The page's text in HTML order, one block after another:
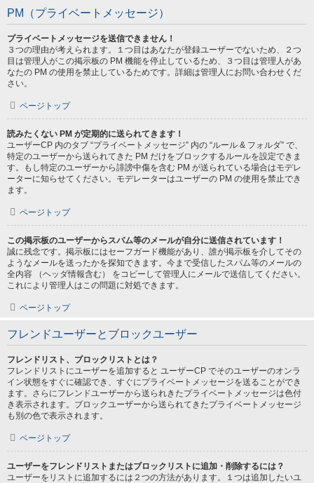
PM（プライベートメッセージ）
プライベートメッセージを送信できません！
３つの理由が考えられます。１つ目はあなたが登録ユーザーでないため、２つ
目は管理人がこの掲示板の PM 機能を停止しているため、３つ目は管理人があ
なたの PM の使用を禁止しているためです。詳細は管理人にお問い合わせくだ
さい。
ページトップ
読みたくない PM が定期的に送られてきます！
ユーザーCP 内のタブ “プライベートメッセージ” 内の “ルール & フォルダ” で、
特定のユーザーから送られてきた PM だけをブロックするルールを設定できま
す。もし特定のユーザーから誹謗中傷を含む PM が送られている場合はモデレ
ーターに知らせてください。モデレーターはユーザーの PM の使用を禁止でき
ます。
ページトップ
この掲示板のユーザーからスパム等のメールが自分に送信されています！
誠に残念です。掲示板にはセーフガード機能があり、誰が掲示板を介してその
ようなメールを送ったかを探知できます。今まで受信したスパム等のメールの
全内容 （ヘッダ情報含む） をコピーして管理人にメールで送信してください。
これにより管理人はこの問題に対処できます。
ページトップ
フレンドユーザーとブロックユーザー
フレンドリスト、ブロックリストとは？
フレンドリストにユーザーを追加すると ユーザーCP でそのユーザーのオンラ
イン状態をすぐに確認でき、すぐにプライベートメッセージを送ることができ
ます。さらにフレンドユーザーから送られきたプライベートメッセージは色付
き表示されます。ブロックユーザーから送られてきたプライベートメッセージ
も別の色で表示されます。
ページトップ
ユーザーをフレンドリストまたはブロックリストに追加・削除するには？
ユーザーをリストに追加するには２つの方法があります。１つは追加したいユ